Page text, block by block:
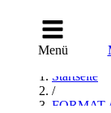
Menü
Startseite
/
FORMAT /